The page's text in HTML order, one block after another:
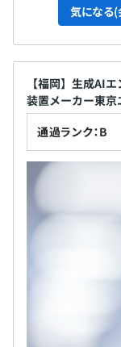
気になる(
【福岡】生成AI
装置メーカー東
通過ランク：B